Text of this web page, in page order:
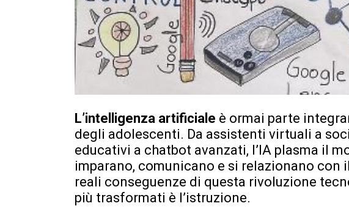
L’intelligenza artificiale è ormai parte
degli adolescenti. Da assistenti virtuali a
educativi a chatbot avanzati, l’IA plasma il
imparano, comunicano e si relazionano con
reali conseguenze di questa rivoluzione
più trasformati è l’istruzione.